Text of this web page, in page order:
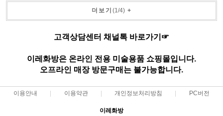
더보기 (1 /4)+
고객상담센터 채널톡 바로가기☞
이레화방은 온라인 전용 미술용품 쇼핑몰입니다.
오프라인 매장 방문구매는 불가능합니다.
이용안내 이용약관 개인정보처리방침 PC버전
이레화방